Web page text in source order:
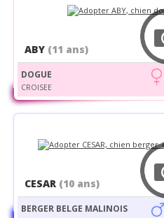
ABY (11 ans)
DOGUE
CROISEE
CESAR (10 ans)
BERGER BELGE MALINOIS